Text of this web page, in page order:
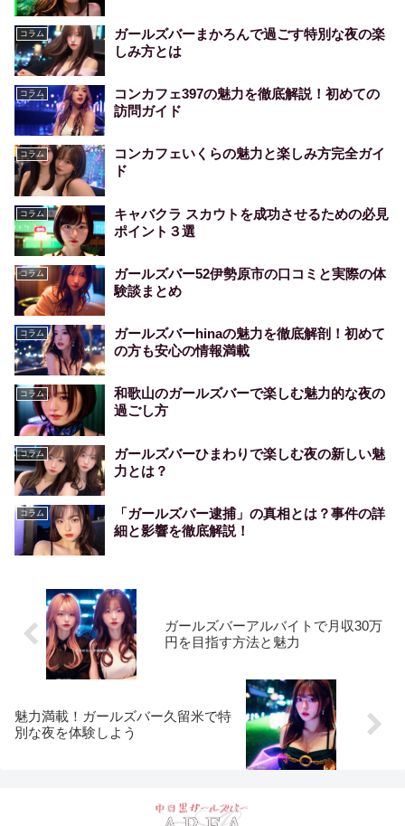
コラム
ガールズバーまかろんで過ごす特別な夜の楽
しみ方とは
コラム
コンカフェ397の魅力を徹底解説！初めての
訪問ガイド
コラム
コンカフェいくらの魅力と楽しみ方完全ガイ
ド
コラム
キャバクラ スカウトを成功させるための必見
ポイント３選
コラム
ガールズバー52伊勢原市の口コミと実際の体
験談まとめ
コラム
ガールズバーhinaの魅力を徹底解剖！初めて
の方も安心の情報満載
コラム
和歌山のガールズバーで楽しむ魅力的な夜の
過ごし方
コラム
ガールズバーひまわりで楽しむ夜の新しい魅
力とは？
コラム
「ガールズバー逮捕」の真相とは？事件の詳
細と影響を徹底解説！
ガールズバーアルバイトで月収30万
円を目指す方法と魅力
魅力満載！ガールズバー久留米で特
別な夜を体験しよう